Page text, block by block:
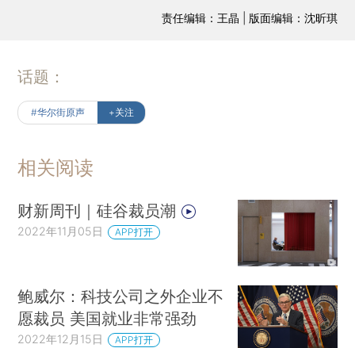
责任编辑：王晶 | 版面编辑：沈昕琪
话题：
#华尔街原声 +关注
相关阅读
财新周刊｜硅谷裁员潮
2022年11月05日 APP打开
鲍威尔：科技公司之外企业不
愿裁员 美国就业非常强劲
2022年12月15日 APP打开